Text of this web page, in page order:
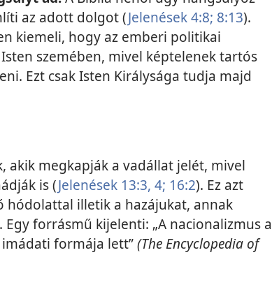
az adott dolgot (Jelenések 4:8; 8:13).
kiemeli, hogy az emberi politikai
szemében, mivel képtelenek tartós
Ezt csak Isten Királysága tudja majd
akik megkapják a vadállat jelét, mivel
is (Jelenések 13:3, 4; 16:2). Ez azt
illetik a hazájukat, annak
forrásmű kijelenti: „A nacionalizmus a
formája lett”(The Encyclopedia of